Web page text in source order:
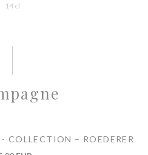
14 cl
COLLECTION – ROEDERER